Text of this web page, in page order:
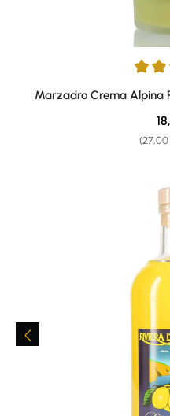
Durchschnittliche
Marzadro Crema Alpina
(27,00